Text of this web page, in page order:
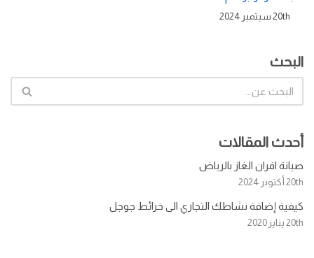
20th سبتمبر 2024
البحث
أحدث المقالات
صيانة افران الغاز بالرياض
20th أكتوبر 2024
كيفية إضافة نشاطك التجاري الى خرائط جوجل
20th يناير 2020